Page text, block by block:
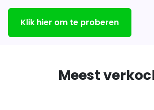
Klik hier om te proberen
Meest